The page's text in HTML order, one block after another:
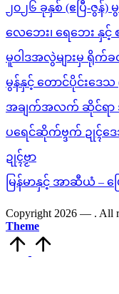
၂၀၂၆ ခုနှစ် (ဧပြီ-ဇွန်
လေဘေး၊ ရေဘေး နှ
မူဝါဒအလွဲများမှ ရိုက်ခ
မွန်နှင့် တောင်ပိုင်းဒေ
အချက်အလက် ဆိုင်ရာ
ပရေင်ဆိုက်ဗ္ဒက် ဍုၚ်ဒေ
ဍုၚ်ဗၟာ
မြန်မာနှင့် အာဆီယံ –
Copyright 2026 — . All
Theme